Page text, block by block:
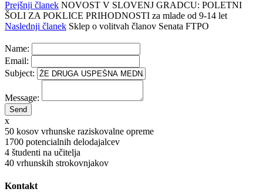
Prejšnji članek NOVOST V SLOVENJ GRADCU: POLETNI
ŠOLI ZA POKLICE PRIHODNOSTI za mlade od 9-14 let
Naslednji članek Sklep o volitvah članov Senata FTPO
Name:
Email:
Subject:
Message:
x
50 kosov vrhunske raziskovalne opreme
1700 potencialnih delodajalcev
4 študenti na učitelja
40 vrhunskih strokovnjakov
Kontakt